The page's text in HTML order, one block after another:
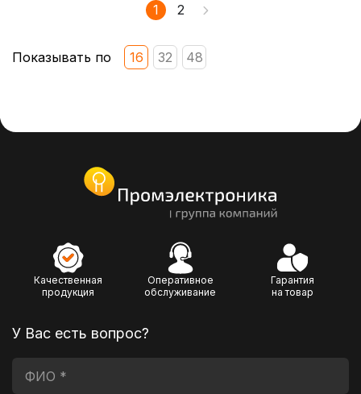
1 2
Показывать по 16 32 48
Качественная
продукция
Оперативное
обслуживание
Гарантия
на товар
У Вас есть вопрос?